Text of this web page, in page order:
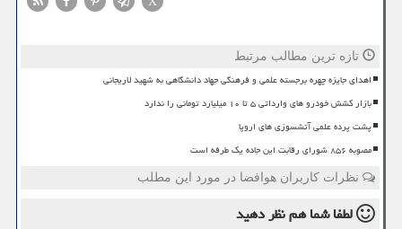
تازه ترین مطالب مرتبط
اهدای جایزه چهره برجسته علمی و فرهنگی جهاد دانشگاهی به شهید لاریجانی
بازار کشش خودرو های وارداتی ۵ تا ۱۰ میلیارد تومانی را ندارد
پشت پرده علمی آتشسوزی های اروپا
مصوبه ۸۵۶ شورای رقابت این جاده یک طرفه است
نظرات کاربران هوافضا در مورد این مطلب
لطفا شما همنظر دهید